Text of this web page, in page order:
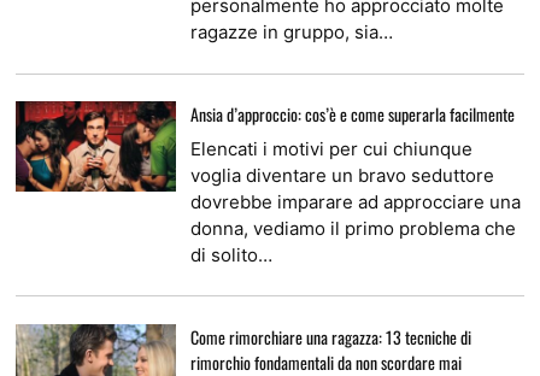
personalmente ho approcciato molte
ragazze in gruppo, sia…
Ansia d’approccio: cos’è e come superarla facilmente
Elencati i motivi per cui chiunque
voglia diventare un bravo seduttore
dovrebbe imparare ad approcciare una
donna, vediamo il primo problema che
di solito…
Come rimorchiare una ragazza: 13 tecniche di
rimorchio fondamentali da non scordare mai